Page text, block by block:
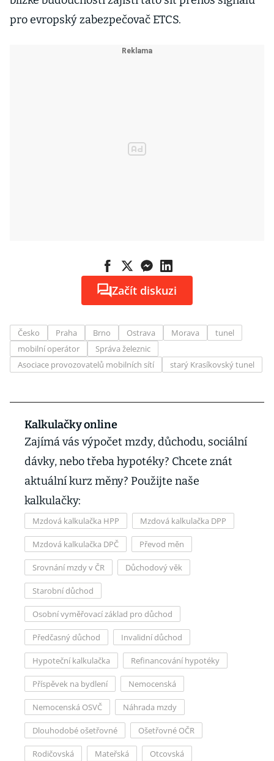
pro evropský zabezpečovač ETCS.
Začít diskuzi
Česko Praha Brno Ostrava Morava
tunel
mobilní operátor
Správa železnic
Asociace provozovatelů mobilních sítí
starý Krasíkovský tunel
Kalkulačky online
Zajímá vás výpočet mzdy, důchodu, sociální
dávky, nebo třeba hypotéky? Chcete znát
aktuální kurz měny? Použijte naše
kalkulačky:
Mzdová kalkulačka HPP Mzdová kalkulačka DPP
Mzdová kalkulačka DPČ Převod měn
Srovnání mzdy v ČR Důchodový věk
Starobní důchod
Osobní vyměřovací základ pro důchod
Předčasný důchod Invalidní důchod
Hypoteční kalkulačka Refinancování hypotéky
Příspěvek na bydlení Nemocenská
Nemocenská OSVČ Náhrada mzdy
Dlouhodobé ošetřovné Ošetřovné OČR
Rodičovská Mateřská Otcovská